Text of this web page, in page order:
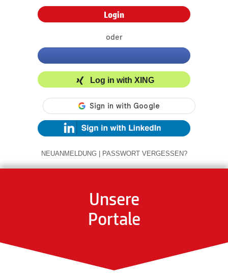
oder
Log in with XING
NEUANMELDUNG | PASSWORT VERGESSEN?
Unsere
Portale